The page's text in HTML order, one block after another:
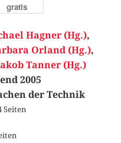
gratis
Hagner (Hg.),
Orland (Hg.),
Tanner (Hg.)
2005
der Technik
Seiten